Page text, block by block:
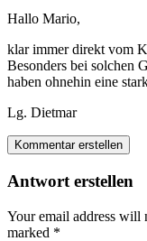
Hallo Mario,
klar immer direkt vom
Besonders bei solchen
haben ohnehin eine
Lg. Dietmar
Kommentar erstellen
Antwort erstellen
Your email address will
marked *